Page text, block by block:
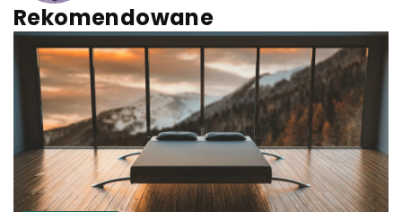
Rekomendowane